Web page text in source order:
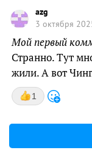
azg
3 октября
Мой первый
Странно. Тут
жили. А вот
1